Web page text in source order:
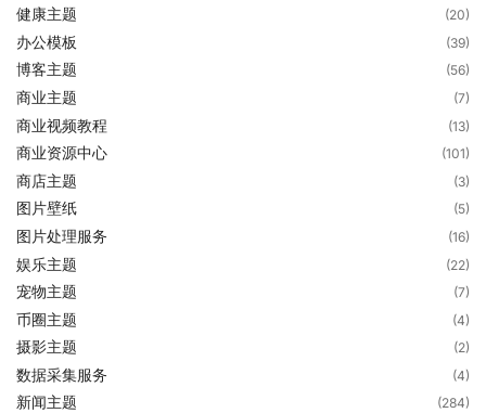
健康主题 (20)
办公模板 (39)
博客主题 (56)
商业主题 (7)
商业视频教程 (13)
商业资源中心 (101)
商店主题 (3)
图片壁纸 (5)
图片处理服务 (16)
娱乐主题 (22)
宠物主题 (7)
币圈主题 (4)
摄影主题 (2)
数据采集服务 (4)
新闻主题 (284)